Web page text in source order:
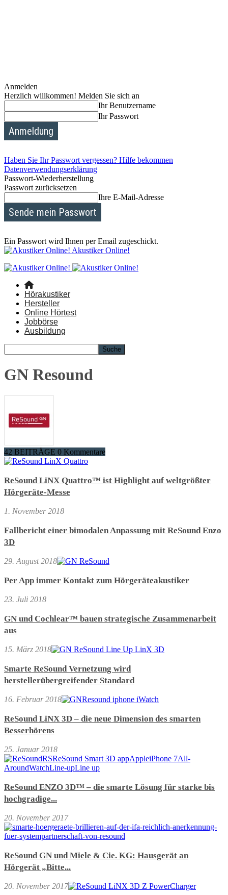
Anmelden
Herzlich willkommen! Melden Sie sich an
Ihr Benutzername
Ihr Passwort
Haben Sie Ihr Passwort vergessen? Hilfe bekommen
Datenverwendungserklärung
Passwort-Wiederherstellung
Passwort zurücksetzen
Ihre E-Mail-Adresse
Ein Passwort wird Ihnen per Email zugeschickt.
Akustiker Online!
Hörakustiker
Hersteller
Online Hörtest
Jobbörse
Ausbildung
GN Resound
42 BEITRÄGE 0 Kommentare
ReSound LiNX Quattro™ ist Highlight auf weltgrößter
Hörgeräte-Messe
1. November 2018
Fallbericht einer bimodalen Anpassung mit ReSound Enzo
3D
29. August 2018
Per App immer Kontakt zum Hörgeräteakustiker
23. Juli 2018
GN und Cochlear™ bauen strategische Zusammenarbeit
aus
15. März 2018
Smarte ReSound Vernetzung wird
herstellerübergreifender Standard
16. Februar 2018
ReSound LiNX 3D – die neue Dimension des smarten
Besserhörens
25. Januar 2018
ReSound ENZO 3D™ – die smarte Lösung für starke bis
hochgradige...
20. November 2017
ReSound GN und Miele & Cie. KG: Hausgerät an
Hörgerät „Bitte...
20. November 2017